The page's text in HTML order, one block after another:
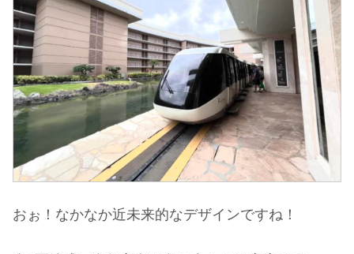
おぉ！なかなか近未来的なデザインですね！